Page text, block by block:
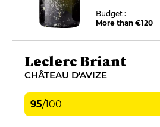
Budget :
More than €120
Leclerc Briant
CHÂTEAU D'AVIZE
95/100